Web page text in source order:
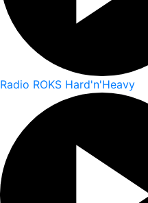
Radio ROKS Hard'n'Heavy